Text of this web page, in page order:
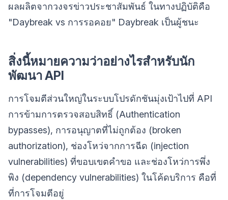
ผลผลิตจากวงจรข่าวประชาสัมพันธ์ ในทางปฏิบัติคือ
"Daybreak vs การรอคอย" Daybreak เป็นผู้ชนะ
สิ่งนี้หมายความว่าอย่างไรสำหรับนัก
พัฒนา API
การโจมตีส่วนใหญ่ในระบบโปรดักชันมุ่งเป้าไปที่ API
การข้ามการตรวจสอบสิทธิ์ (Authentication
bypasses), การอนุญาตที่ไม่ถูกต้อง (broken
authorization), ช่องโหว่จากการฉีด (injection
vulnerabilities) ที่ขอบเขตคำขอ และช่องโหว่การพึ่ง
พิง (dependency vulnerabilities) ในโค้ดบริการ คือที่
ที่การโจมตีอยู่